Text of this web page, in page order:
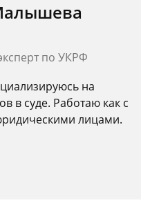
по УКРФ
на
в суде. Работаю как с
лицами.